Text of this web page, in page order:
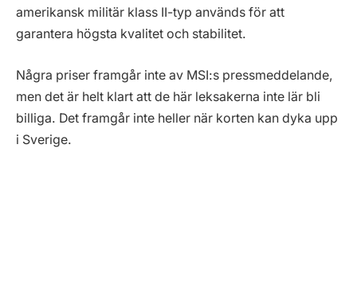
amerikansk militär klass II-typ används för att
garantera högsta kvalitet och stabilitet.
Några priser framgår inte av MSI:s pressmeddelande,
men det är helt klart att de här leksakerna inte lär bli
billiga. Det framgår inte heller när korten kan dyka upp
i Sverige.